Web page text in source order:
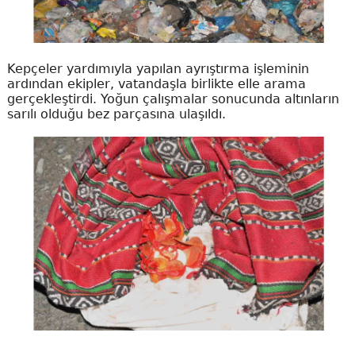
Kepçeler yardımıyla yapılan ayrıştırma işleminin
ardından ekipler, vatandaşla birlikte elle arama
gerçekleştirdi. Yoğun çalışmalar sonucunda altınların
sarılı olduğu bez parçasına ulaşıldı.